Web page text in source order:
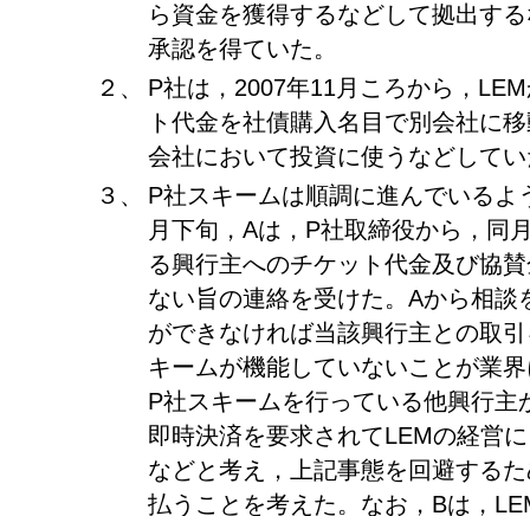
ら資金を獲得するなどして拠出す
承認を得ていた。
２、
P社は，2007年11月ころから，
ト代金を社債購入名目で別会社に
会社において投資に使うなどして
３、
P社スキームは順調に進んでいるよ
月下旬，Aは，P社取締役から，同
る興行主へのチケット代金及び協
ない旨の連絡を受けた。Aから相談
ができなければ当該興行主との取
キームが機能していないことが業
P社スキームを行っている他興行主
即時決済を要求されてLEMの経営
などと考え，上記事態を回避する
払うことを考えた。なお，Bは，